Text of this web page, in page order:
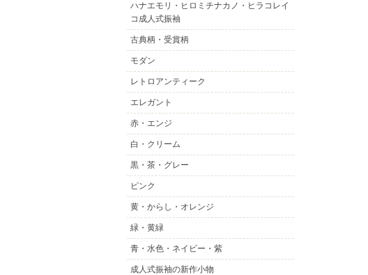
ハナエモリ・ヒロミチナカノ・ヒラコレイ
コ成人式振袖
古典柄・受賞柄
モダン
レトロアンティーク
エレガント
赤・エンジ
白・クリーム
黒・茶・グレー
ピンク
黄・からし・オレンジ
緑・黄緑
青・水色・ネイビー・紫
成人式振袖の新作小物